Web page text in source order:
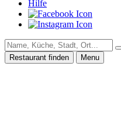
Hilfe
Restaurant finden
Menu